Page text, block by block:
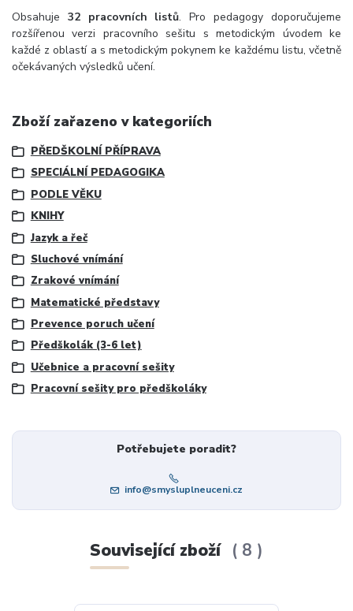
Obsahuje 32 pracovních listů. Pro pedagogy doporučujeme
rozšířenou verzi pracovního sešitu s metodickým úvodem ke
každé z oblastí a s metodickým pokynem ke každému listu, včetně
očekávaných výsledků učení.
Zboží zařazeno v kategoriích
PŘEDŠKOLNÍ PŘÍPRAVA
SPECIÁLNÍ PEDAGOGIKA
PODLE VĚKU
KNIHY
Jazyk a řeč
Sluchové vnímání
Zrakové vnímání
Matematické představy
Prevence poruch učení
Předškolák (3-6 let)
Učebnice a pracovní sešity
Pracovní sešity pro předškoláky
Potřebujete poradit?
info@smysluplneuceni.cz
Související zboží 8